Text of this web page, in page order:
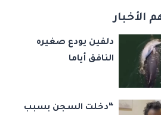
الأخبار
دلفين يودع صغيره
النافق أياما
“دخلت السجن بسبب